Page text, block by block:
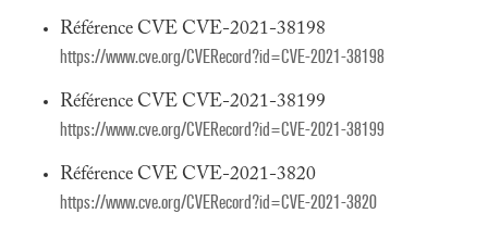
Référence CVE CVE-2021-38198
https://www.cve.org/CVERecord?id=CVE-2021-38198
Référence CVE CVE-2021-38199
https://www.cve.org/CVERecord?id=CVE-2021-38199
Référence CVE CVE-2021-3820
https://www.cve.org/CVERecord?id=CVE-2021-3820